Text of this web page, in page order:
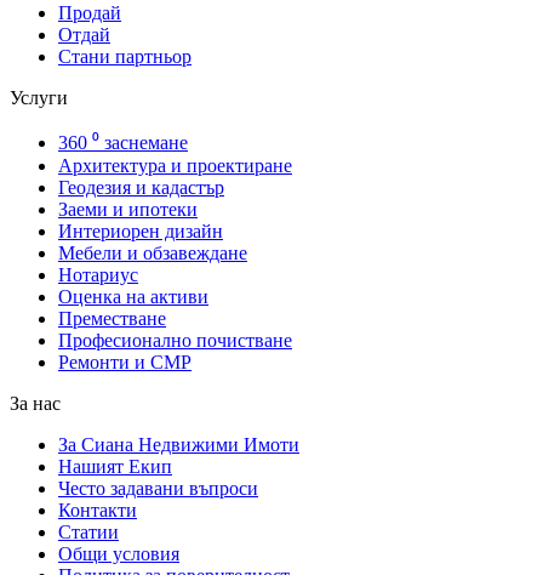
Продай
Отдай
Стани партньор
Услуги
360 ⁰ заснемане
Архитектура и проектиране
Геодезия и кадастър
Заеми и ипотеки
Интериорен дизайн
Мебели и обзавеждане
Нотариус
Оценка на активи
Преместване
Професионално почистване
Ремонти и СМР
За нас
За Сиана Недвижими Имоти
Нашият Екип
Често задавани въпроси
Контакти
Статии
Общи условия